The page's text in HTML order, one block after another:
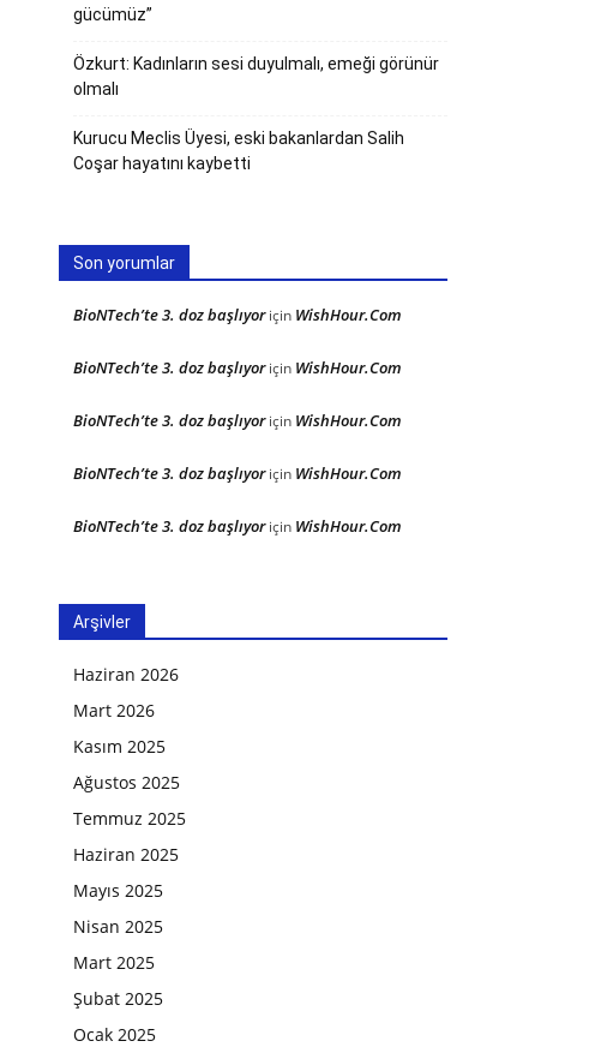
gücümüz”
Özkurt: Kadınların sesi duyulmalı, emeği görünür
olmalı
Kurucu Meclis Üyesi, eski bakanlardan Salih
Coşar hayatını kaybetti
Son yorumlar
BioNTech’te 3. doz başlıyoriçin WishHour.Com
BioNTech’te 3. doz başlıyoriçin WishHour.Com
BioNTech’te 3. doz başlıyoriçin WishHour.Com
BioNTech’te 3. doz başlıyoriçin WishHour.Com
BioNTech’te 3. doz başlıyoriçin WishHour.Com
Arşivler
Haziran 2026
Mart 2026
Kasım 2025
Ağustos 2025
Temmuz 2025
Haziran 2025
Mayıs 2025
Nisan 2025
Mart 2025
Şubat 2025
Ocak 2025